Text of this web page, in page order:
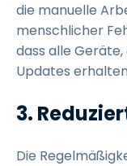
die manuelle
menschlicher
dass alle
Updates
3.
Die